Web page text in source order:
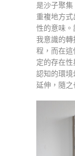
是沙子聚
重複地方
性的意味
我意識的
程，而在
定的存在
認知的環
延伸，隨之